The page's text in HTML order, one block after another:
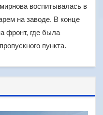
воспитывалась в
на заводе. В конце
фронт, где была
пункта.